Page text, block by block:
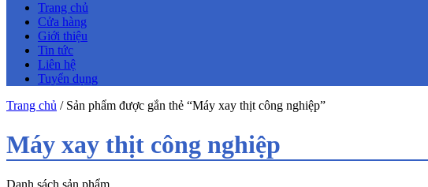
Trang chủ
Cửa hàng
Giới thiệu
Tin tức
Liên hệ
Tuyển dụng
Trang chủ / Sản phẩm được gắn thẻ “Máy xay thịt công nghiệp”
Máy xay thịt công nghiệp